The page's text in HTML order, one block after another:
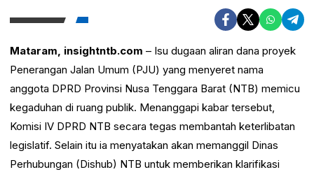
Mataram, insightntb.com – Isu dugaan aliran dana proyek
Penerangan Jalan Umum (PJU) yang menyeret nama
anggota DPRD Provinsi Nusa Tenggara Barat (NTB) memicu
kegaduhan di ruang publik. Menanggapi kabar tersebut,
Komisi IV DPRD NTB secara tegas membantah keterlibatan
legislatif. Selain itu ia menyatakan akan memanggil Dinas
Perhubungan (Dishub) NTB untuk memberikan klarifikasi